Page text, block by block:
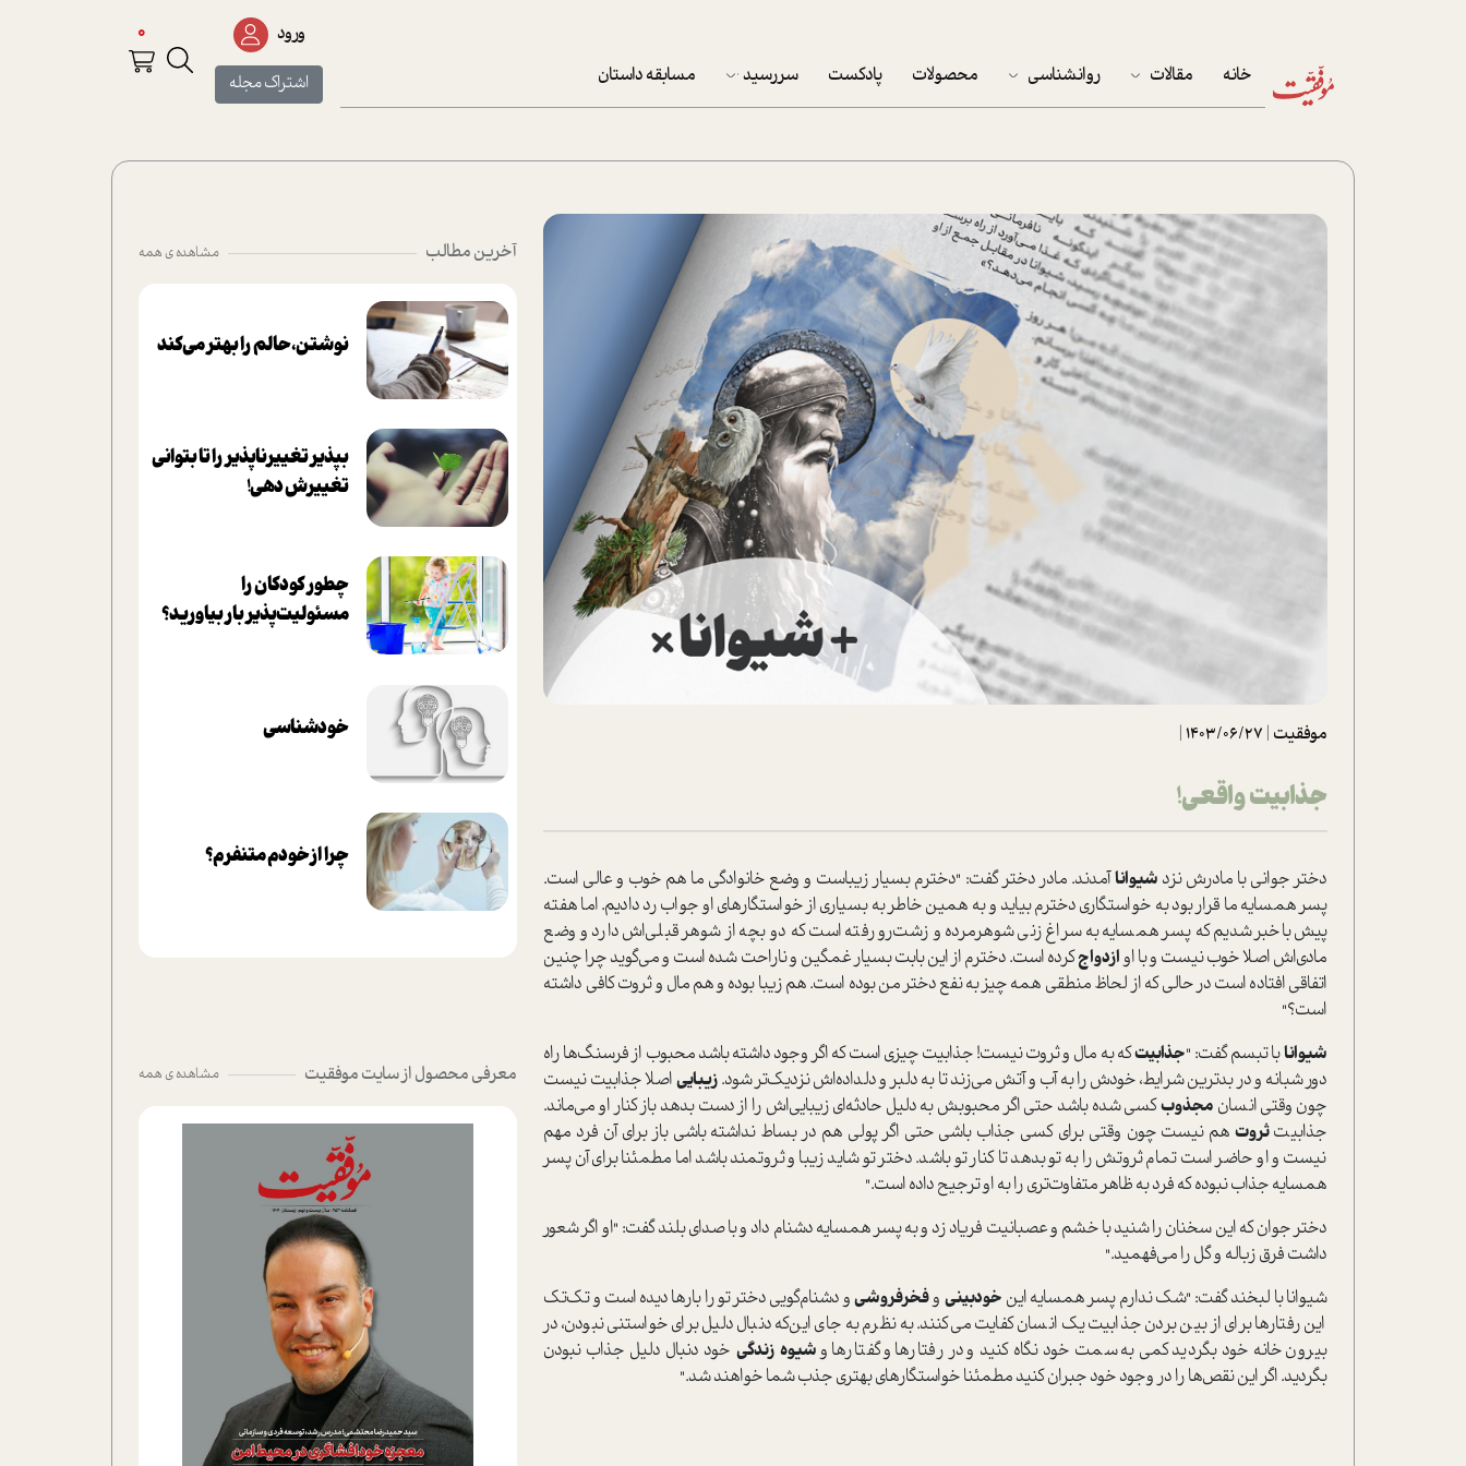
خانه مقالات
پرونده ویژه
زندگی
نوجوان
کار
پلاس
تحلیل فیلم
داستان
روانشناسی محصولات پادکست سررسید
پکيج نوروزي موفقيت
تقویم رومیزی
تقویم دیواری
مسابقه داستان
ورود
اشتراک مجله
0
موفقیت |
1403/06/27
|
جذابیت واقعی!
دختر جوانی با مادرش نزد شیواناآمدند. مادر دختر گفت: "دخترم بسیار زیباست و وضع خانوادگی ما هم خوب و عالی است.
پسر همسایه ما قرار بود به خواستگاری دخترم بیاید و به همین خاطر به بسیاری از خواستگارهای او جواب رد دادیم. اما هفته
پیش باخبر شدیم که پسر همسایه به سراغ زنی شوهرمرده و زشت‌رو رفته است که دو بچه از شوهر قبلی‌اش دارد و وضع
مادی‌اش اصلا خوب نیست و با اوازدواجکرده است. دخترم از این بابت بسیار غمگین و ناراحت شده است و می‌گوید چرا چنین
اتفاقی افتاده است در حالی که از لحاظ منطقی همه چیز به نفع دختر من بوده است. هم زیبا بوده و هم مال و ثروت کافی داشته
است؟"
شیوانابا تبسم گفت: "جذابیتکه به مال و ثروت نیست! جذابیت چیزی است که اگر وجود داشته باشد محبوب از فرسنگ‌ها راه
دور شبانه و در بدترین شرایط، خودش را به آب و آتش می‌زند تا به دلبر و دلداده‌اش نزدیک‌تر شود.زیباییاصلا جذابیت نیست
چون وقتی انسان مجذوبکسی شده باشد حتی اگر محبوبش به دلیل حادثه‌ای زیبایی‌اش را از دست بدهد باز کنار او می‌ماند.
جذابیتثروتهم نیست چون وقتی برای کسی جذاب باشی حتی اگر پولی هم در بساط نداشته باشی باز برای آن فرد مهم
نیست و او حاضر است تمام ثروتش را به تو بدهد تا کنار تو باشد. دختر تو شاید زیبا و ثروتمند باشد اما مطمئنا برای آن پسر
همسایه جذاب نبوده که فرد به ظاهر متفاوت‌تری را به او ترجیح داده است."
دختر جوان که این سخنان را شنید با خشم و عصبانیت فریاد زد و به پسر همسایه دشنام داد و با صدای بلند گفت: "او اگر شعور
داشت فرق زباله و گل را می‌فهمید."
شیوانا با لبخند گفت: "شک ندارم پسر همسایه این خودبینی وفخرفروشیو دشنام‌گویی دختر تو را بارها دیده است و تک‌تک
این رفتارها برای از بین بردن جذابیت یک انسان کفایت می‌کنند. به نظرم به جای این‌که دنبال دلیل برای خواستنی نبودن، در
بیرون خانه خود بگردید کمی به سمت خود نگاه کنید و در رفتارها و گفتارها وشیوه زندگی خود دنبال دلیل جذاب نبودن
بگردید. اگر این نقص‌ها را در وجود خود جبران کنید مطمئنا خواستگارهای بهتری جذب شما خواهند شد."
آخرین مطالب مشاهده ی همه
نوشتن، حالم را بهتر می‌کند
بپذير تغييرناپذير را تا بتواني
تغييرش دهي!‏
چطور کودکان را
مسئولیت‌پذیر بار بیاورید؟
خودشناسی
چرا از خودم متنفرم؟
معرفی محصول از سایت موفقیت مشاهده ی همه